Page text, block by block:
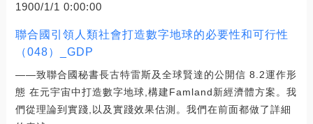
1900/1/1 0:00:00
聯合國引領人類社會打造數字地球的必要性和可行性
（048）_GDP
——致聯合國秘書長古特雷斯及全球賢達的公開信 8.2運作形
態 在元宇宙中打造數字地球,構建Famland新經濟體方案。我
們從理論到實踐,以及實踐效果估測。我們在前面都做了詳細